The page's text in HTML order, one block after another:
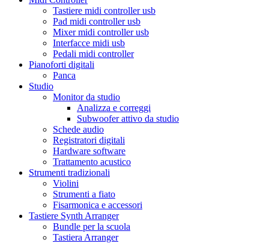
Tastiere midi controller usb
Pad midi controller usb
Mixer midi controller usb
Interfacce midi usb
Pedali midi controller
Pianoforti digitali
Panca
Studio
Monitor da studio
Analizza e correggi
Subwoofer attivo da studio
Schede audio
Registratori digitali
Hardware software
Trattamento acustico
Strumenti tradizionali
Violini
Strumenti a fiato
Fisarmonica e accessori
Tastiere Synth Arranger
Bundle per la scuola
Tastiera Arranger